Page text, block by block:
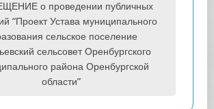
о проведении публичных
“Проект Устава муниципального
сельское поселение
сельсовет Оренбургского
района Оренбургской
области”